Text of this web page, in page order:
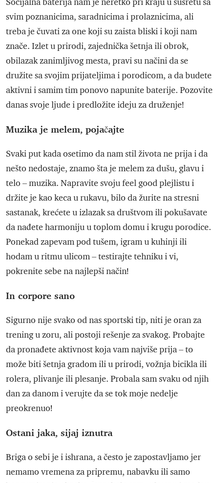
svim poznanicima, saradnicima i prolaznicima, ali
treba je čuvati za one koji su zaista bliski i koji nam
znače. Izlet u prirodi, zajednička šetnja ili obrok,
obilazak zanimljivog mesta, pravi su načini da se
družite sa svojim prijateljima i porodicom, a da budete
aktivni i samim tim ponovo napunite baterije. Pozovite
danas svoje ljude i predložite ideju za druženje!
Muzika je melem, pojačajte
Svaki put kada osetimo da nam stil života ne prija i da
nešto nedostaje, znamo šta je melem za dušu, glavu i
telo – muzika. Napravite svoju feel good plejlistu i
držite je kao keca u rukavu, bilo da žurite na stresni
sastanak, krećete u izlazak sa društvom ili pokušavate
da nađete harmoniju u toplom domu i krugu porodice.
Ponekad zapevam pod tušem, igram u kuhinji ili
hodam u ritmu ulicom – testirajte tehniku i vi,
pokrenite sebe na najlepši način!
In corpore sano
Sigurno nije svako od nas sportski tip, niti je oran za
trening u zoru, ali postoji rešenje za svakog. Probajte
da pronađete aktivnost koja vam najviše prija – to
može biti šetnja gradom ili u prirodi, vožnja bicikla ili
rolera, plivanje ili plesanje. Probala sam svaku od njih
dan za danom i verujte da se tok moje nedelje
preokrenuo!
Ostani jaka, sijaj iznutra
Briga o sebi je i ishrana, a često je zapostavljamo jer
nemamo vremena za pripremu, nabavku ili samo